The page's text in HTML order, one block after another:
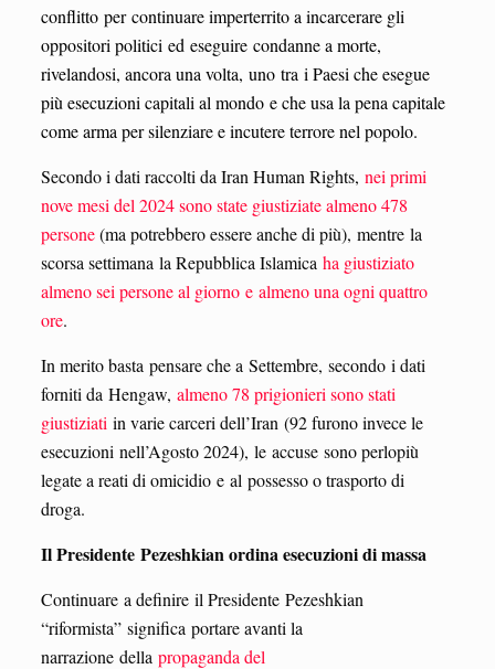
conflitto per continuare imperterrito a incarcerare gli
oppositori politici ed eseguire condanne a morte,
rivelandosi, ancora una volta, uno tra i Paesi che esegue
più esecuzioni capitali al mondo e che usa la pena capitale
come arma per silenziare e incutere terrore nel popolo.
Secondo i dati raccolti da Iran Human Rights, nei primi
nove mesi del 2024 sono state giustiziate almeno 478
persone(ma potrebbero essere anche di più), mentre la
scorsa settimana la Repubblica Islamica ha giustiziato
almeno sei persone al giorno e almeno una ogni quattro
ore.
In merito basta pensare che a Settembre, secondo i dati
forniti da Hengaw, almeno 78 prigionieri sono stati
giustiziati in varie carceri dell’Iran (92 furono invece le
esecuzioni nell’Agosto 2024), le accuse sono perlopiù
legate a reati di omicidio e al possesso o trasporto di
droga.
Il Presidente Pezeshkian ordina esecuzioni di massa
Continuare a definire il Presidente Pezeshkian
“riformista” significa portare avanti la
narrazione della propaganda del